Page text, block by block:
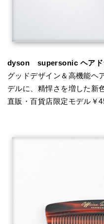
dyson supersonic ヘアド
グッドデザイン＆高機能ヘ
デルに、精悍さを増した新
直販・百貨店限定モデル￥